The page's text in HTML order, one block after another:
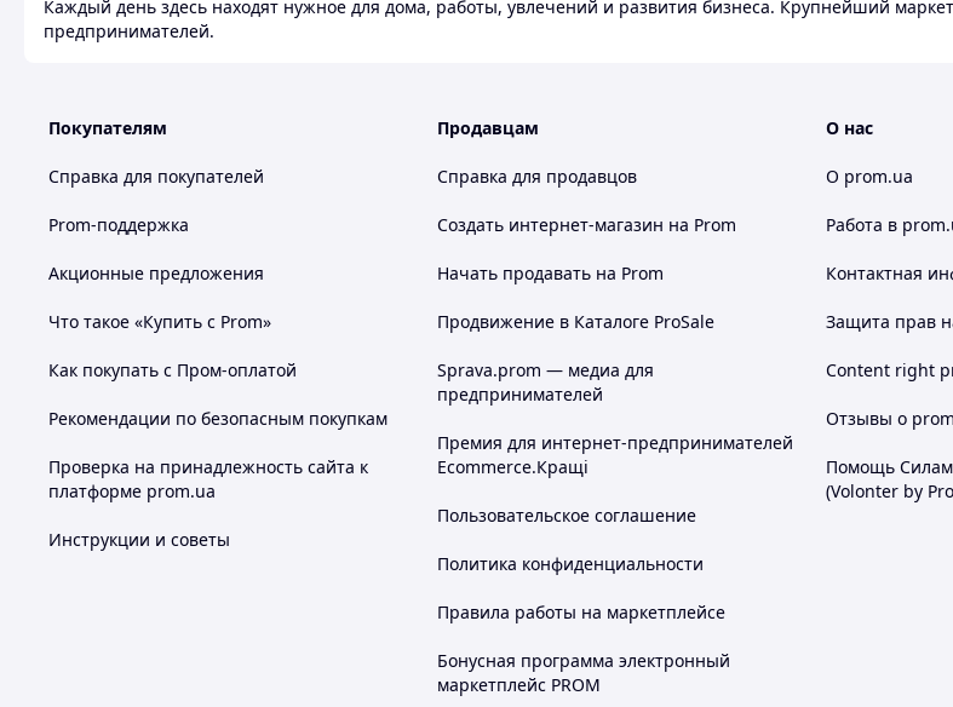
Каждый день здесь находят нужное для дома, работы, увлечений и развития бизнеса. Крупнейший
предпринимателей.
Покупателям
Справка для покупателей
Prom-поддержка
Акционные предложения
Что такое «Купить с Prom»
Как покупать с Пром-оплатой
Рекомендации по безопасным покупкам
Проверка на принадлежность сайта к
платформе prom.ua
Инструкции и советы
Продавцам
Справка для продавцов
Создать интернет-магазин на Prom
Начать продавать на Prom
Продвижение в Каталоге ProSale
Sprava.prom — медиа для
предпринимателей
Премия для интернет-предпринимателей
Ecommerce.Кращі
Пользовательское соглашение
Политика конфиденциальности
Правила работы на маркетплейсе
Бонусная программа электронный
маркетплейс PROM
О нас
О prom.ua
Работа в
Контактная
Защита прав
Content right
Отзывы о
Помощь
(Volonter by